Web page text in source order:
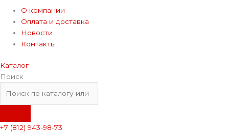
О компании
Оплата и доставка
Новости
Контакты
Каталог
Поиск
+7 (812) 943-98-73